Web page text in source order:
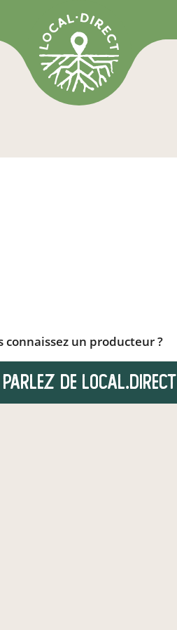
connaissez un producteur ?
Parlez de local.direct